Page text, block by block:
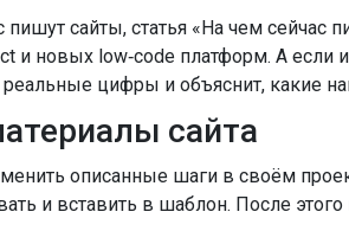
пишут сайты, статья «На чем
и новых low‑code платформ. А если
цифры и объяснит, какие
сайта
описанные шаги в своём
и вставить в шаблон. После